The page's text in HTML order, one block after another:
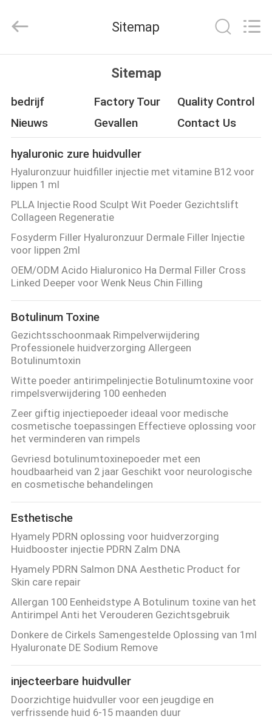
PRODUCTEN
OVER
ONS
FABRIEKSTOCHT
KWALITEITSCONTROLE
NEEM
CONTACT
MET
ONS
OP
NIEUWS
GEVALLEN
VRAAG
EEN
OFFERTE
SHOPPING
ONLINE
SITEMAP
PRIVACY
POLICY
Trading
Rights
Sitemap
Sitemap
bedrijf Factory Tour
Quality Control
Nieuws
Gevallen Contact Us
hyaluronic zure huidvuller
Hyaluronzuur huidfiller injectie met vitamine B12 voor
lippen 1 ml
PLLA Injectie Rood Sculpt Wit Poeder Gezichtslift
Collageen Regeneratie
Fosyderm Filler Hyaluronzuur Dermale Filler Injectie
voor lippen 2ml
OEM/ODM Acido Hialuronico Ha Dermal Filler Cross
Linked Deeper voor Wenk Neus Chin Filling
Botulinum Toxine
Gezichtsschoonmaak Rimpelverwijdering
Professionele huidverzorging Allergeen
Botulinumtoxin
Witte poeder antirimpelinjectie Botulinumtoxine voor
rimpelsverwijdering 100 eenheden
Zeer giftig injectiepoeder ideaal voor medische
cosmetische toepassingen Effectieve oplossing voor
het verminderen van rimpels
Gevriesd botulinumtoxinepoeder met een
houdbaarheid van 2 jaar Geschikt voor neurologische
en cosmetische behandelingen
Esthetische
Hyamely PDRN oplossing voor huidverzorging
Huidbooster injectie PDRN Zalm DNA
Hyamely PDRN Salmon DNA Aesthetic Product for
Skin care repair
Allergan 100 Eenheidstype A Botulinum toxine van het
Antirimpel Anti het Verouderen Gezichtsgebruik
Donkere de Cirkels Samengestelde Oplossing van 1ml
Hyaluronate DE Sodium Remove
injecteerbare huidvuller
Doorzichtige huidvuller voor een jeugdige en
verfrissende huid 6-15 maanden duur